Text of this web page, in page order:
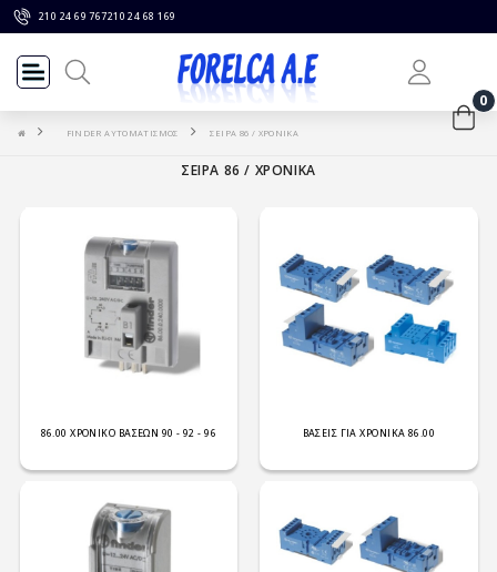
210 24 69 767210 24 68 169
0
FINDER ΑΥΤΟΜΑΤΙΣΜΟΣ ΣΕΙΡΑ 86 / ΧΡΟΝΙΚΑ
86.00 ΧΡΟΝΙΚΟ ΒΑΣΕΩΝ 90 - 92 - 96 ΒΑΣΕΙΣ ΓΙΑ ΧΡΟΝΙΚΑ 86.00
ΣΕΙΡΑ 86 / ΧΡΟΝΙΚΑ